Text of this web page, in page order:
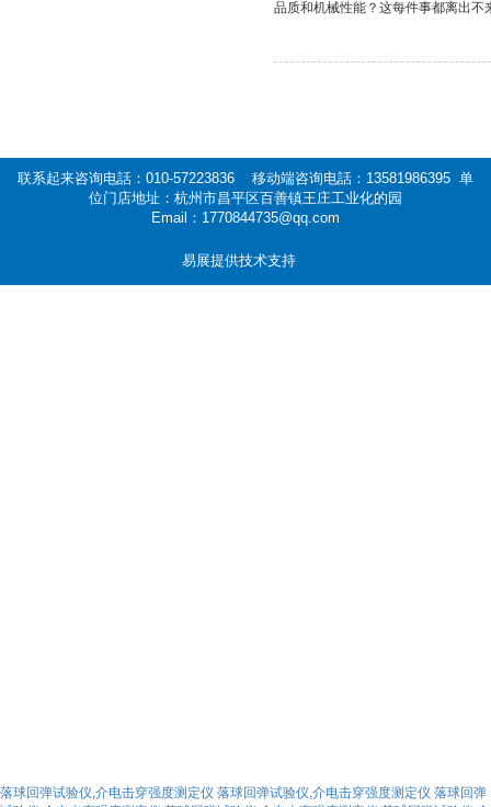
品质和机械性能？这每件事都离出
联系起来咨询电話：010-57223836 移动端咨询电話：13581986395 单
位门店地址：杭州市昌平区百善镇王庄工业化的园
Email：1770844735@qq.com
易展提供技术支持
落球回弹试验仪,介电击穿强度测定仪 落球回弹试验仪,介电击穿强度测定仪 落球回弹